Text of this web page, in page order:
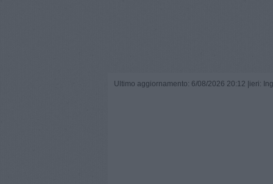
Ultimo aggiornamento: 6/08/2026 20:12 | ieri: